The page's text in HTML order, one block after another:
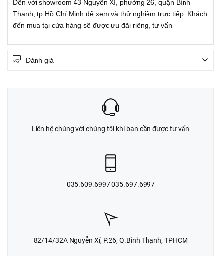
Đến với showroom 43 Nguyễn Xí, phường 26, quận Bình
Thạnh, tp Hồ Chí Minh để xem và thử nghiệm trực tiếp. Khách
đến mua tại cửa hàng sẽ được ưu đãi riêng, tư vấn
Đánh giá
Liên hệ chúng với chúng tôi khi bạn cần được tư vấn
035.609.6997 035.697.6997
82/14/32A Nguyễn Xí, P.26, Q.Bình Thạnh, TPHCM